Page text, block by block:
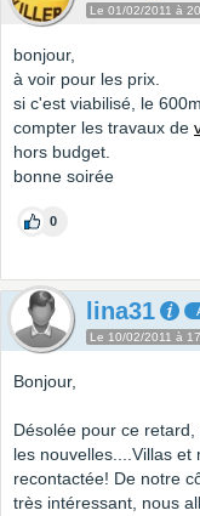
Le 01/02/2011 à
bonjour,
à voir pour les prix.
si c'est viabilisé, le
compter les travaux de
hors budget.
bonne soirée
0
lina31
Le 10/02/2011 à
Bonjour,
Désolée pour ce
les nouvelles....Villas
recontactée! De notre
très intéressant, nous